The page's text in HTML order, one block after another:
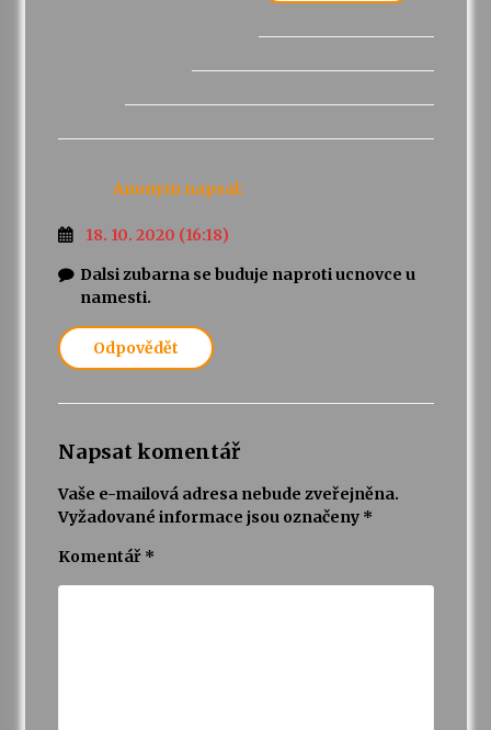
Anonym napsal:
18. 10. 2020 (16:18)
Dalsi zubarna se buduje naproti ucnovce u
namesti.
Odpovědět
Napsat komentář
Vaše e-mailová adresa nebude zveřejněna.
Vyžadované informace jsou označeny *
Komentář *